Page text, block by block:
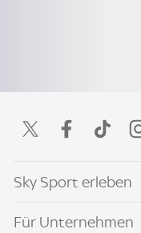
Sky Sport erleben
Für Unternehmen